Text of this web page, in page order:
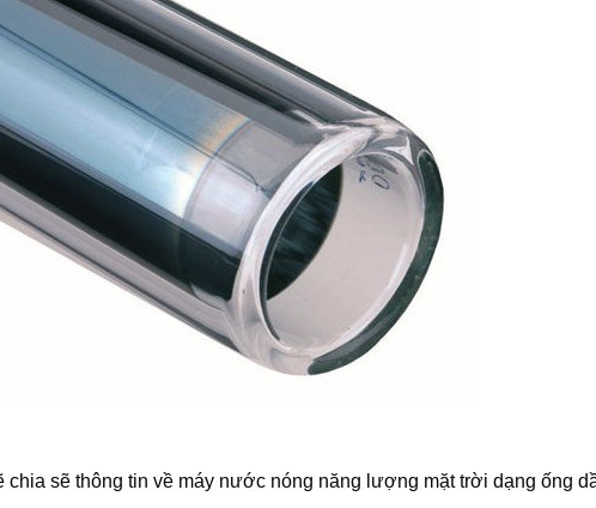
chia sẽ thông tin về máy nước nóng năng lượng mặt trời dạng ống